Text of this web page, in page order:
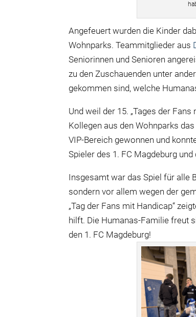
Angefeuert wurden die Kinder
Wohnparks. Teammitglieder aus
Seniorinnen und Senioren
zu den Zuschauenden unter
gekommen sind, welche
Und weil der 15. „Tages der
Kollegen aus den Wohnparks
VIP-Bereich gewonnen und
Spieler des 1. FC Magdeburg
Insgesamt war das Spiel für alle
sondern vor allem wegen der
„Tag der Fans mit Handicap“
hilft. Die Humanas-Familie freut
den 1. FC Magdeburg!